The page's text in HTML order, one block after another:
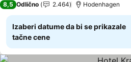
8,5 Odlično 2.464 Hodenhagen
Izaberi datume da bi se prikazale
tačne cene